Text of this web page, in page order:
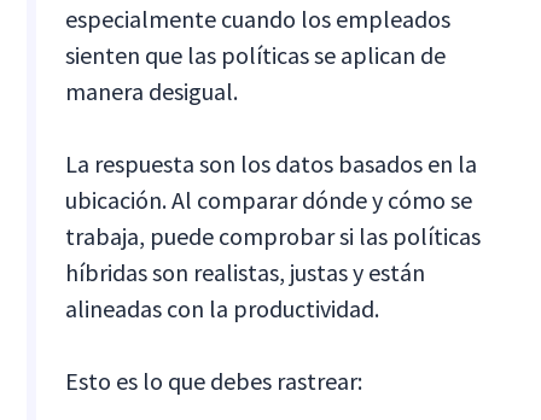
especialmente cuando los empleados
sienten que las políticas se aplican de
manera desigual.
La respuesta son los datos basados en la
ubicación. Al comparar dónde y cómo se
trabaja, puede comprobar si las políticas
híbridas son realistas, justas y están
alineadas con la productividad.
Esto es lo que debes rastrear: